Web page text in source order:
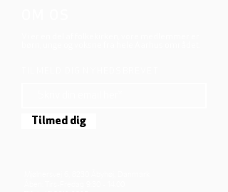
Tilmed dig